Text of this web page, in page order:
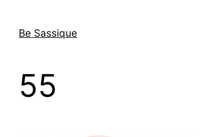
InhaltBe Sassique
55